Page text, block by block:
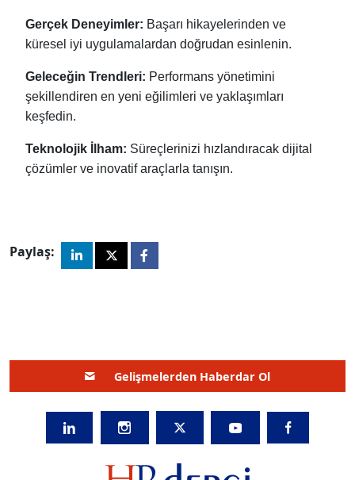
Gerçek Deneyimler: Başarı hikayelerinden ve
küresel iyi uygulamalardan doğrudan esinlenin.
Geleceğin Trendleri: Performans yönetimini
şekillendiren en yeni eğilimleri ve yaklaşımları
keşfedin.
Teknolojik İlham: Süreçlerinizi hızlandıracak dijital
çözümler ve inovatif araçlarla tanışın.
Paylaş:
Gelişmelerden Haberdar Ol